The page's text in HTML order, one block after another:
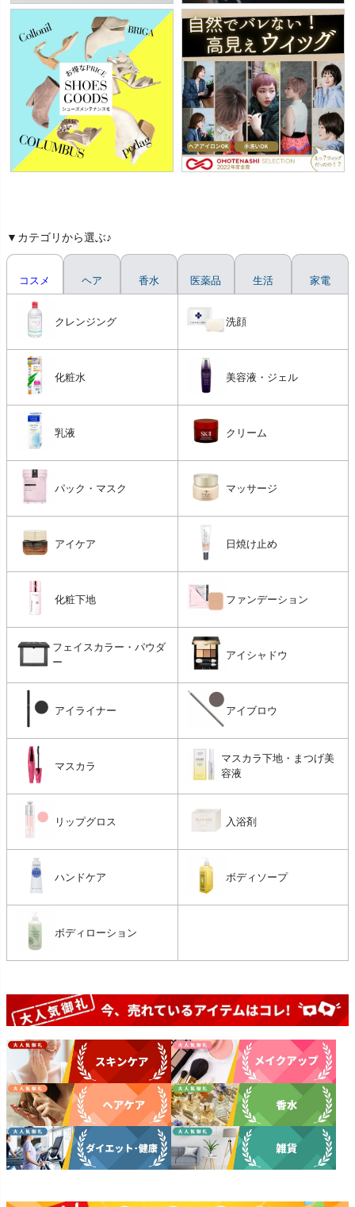
▼カテゴリから選ぶ♪
コスメ
クレンジング 洗顔
化粧水 美容液・ジェル
乳液 クリーム
パック・マスク マッサージ
アイケア 日焼け止め
化粧下地 ファンデーション
フェイスカラー・パウダ
ー
アイシャドウ
アイライナー アイブロウ
マスカラ
マスカラ下地・まつげ美
容液
リップグロス 入浴剤
ハンドケア ボディソープ
ボディローション
ヘア 香水 医薬品 生活 家電